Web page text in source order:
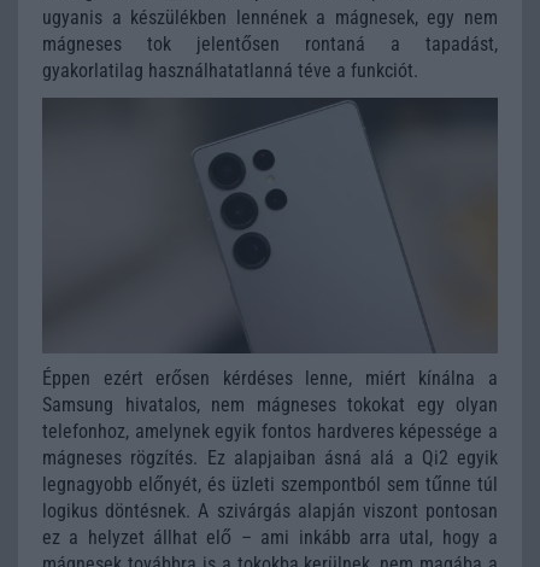
ugyanis a készülékben lennének a mágnesek, egy nem
mágneses tok jelentősen rontaná a tapadást,
gyakorlatilag használhatatlanná téve a funkciót.
Éppen ezért erősen kérdéses lenne, miért kínálna a
Samsung hivatalos, nem mágneses tokokat egy olyan
telefonhoz, amelynek egyik fontos hardveres képessége a
mágneses rögzítés. Ez alapjaiban ásná alá a Qi2 egyik
legnagyobb előnyét, és üzleti szempontból sem tűnne túl
logikus döntésnek. A szivárgás alapján viszont pontosan
ez a helyzet állhat elő – ami inkább arra utal, hogy a